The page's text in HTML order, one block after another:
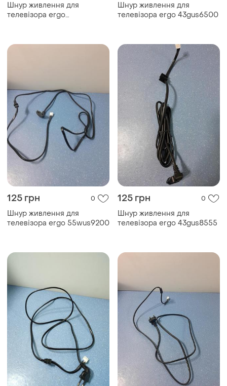
Шнур живлення для
телевізора ergo
Шнур живлення для
телевізора ergo 43gus6500
125 грн 0
Шнур живлення для
телевізора ergo 55wus9200
125 грн 0
Шнур живлення для
телевізора ergo 43gus8555